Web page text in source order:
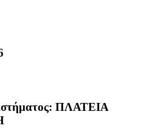
ΠΛΑΤΕΙΑ